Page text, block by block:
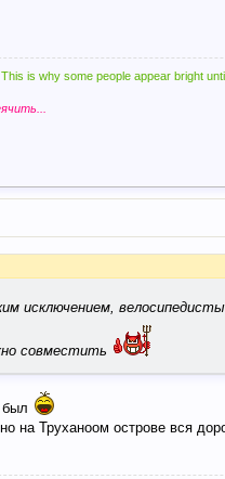
is why some people appear bright
исключением,
совместить
был
на Труханоом острове вся